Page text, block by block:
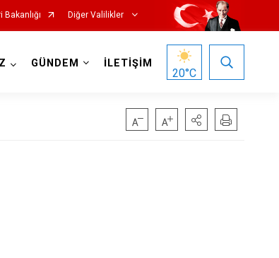
Bakanlığı Diğer Valilikler
GÜNDEM İLETİŞİM
20°C